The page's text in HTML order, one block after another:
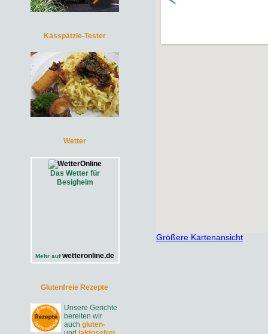
Kässpätzle-Tester
Wetter
Das Wetter für
Besigheim
Mehr aufwetteronline.de
Glutenfreie Rezepte
Unsere Gerichte
bereiten wir
auch gluten-
Größere Kartenansicht